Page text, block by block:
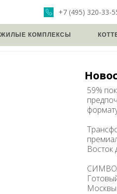
+7 (495) 320-33-
ЖИЛЫЕ КОМПЛЕКСЫ
59%
Восток
Москвы